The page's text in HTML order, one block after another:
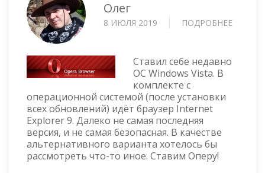
Олег
8 ИЮЛЯ 2019 ПОДРОБНЕЕ
Ставил себе недавно
ОС Windows Vista. В
комплекте с
операционной системой (после установки
всех обновлений) идёт браузер Internet
Explorer 9. Далеко не самая последняя
версия, и не самая безопасная. В качестве
альтернативного варианта хотелось бы
рассмотреть что-то иное. Ставим Оперу!